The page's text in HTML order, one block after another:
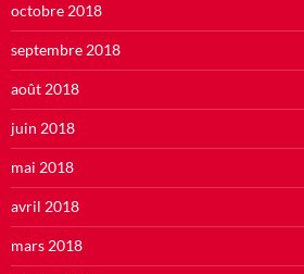
octobre 2018
septembre 2018
août 2018
juin 2018
mai 2018
avril 2018
mars 2018